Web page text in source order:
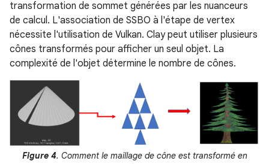
transformation de sommet générées par les nuanceurs
de calcul. L'association de SSBO à l'étape de vertex
nécessite l'utilisation de Vulkan. Clay peut utiliser plusieurs
cônes transformés pour afficher un seul objet. La
complexité de l'objet détermine le nombre de cônes.
Figure 4. Comment le maillage de cône est transformé en